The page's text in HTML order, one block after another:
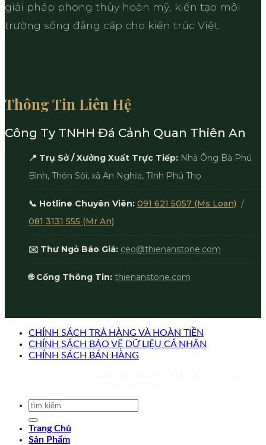
giải pháp phong thủy hoàn mỹ, kiến tạo môi
trường sống đẳng cấp cho kiến trúc Việt.
Thông Tin Liên Hệ
Công Ty TNHH Đá Cảnh Quan Thiên An
📍 Trụ Sở / Xưởng Xuất Trực Tiếp: Nhà Ông Bà Phú
Bình, Thôn Sỏi, xã An Nghĩa, Tỉnh Phú Thọ
📞 Hotline Chuyên Viên: 091 621 5057 (Ms Loan) /
081 3131 555 (Mr An)
✉️ Thư Ngỏ Báo Giá: ceo@thienanstone.com
🌐 Cổng Thông Tin: thienanstone.com
CHÍNH SÁCH TRẢ HÀNG VÀ HOÀN TIỀN
CHÍNH SÁCH BẢO VỆ DỮ LIỆU CÁ NHÂN
CHÍNH SÁCH BÁN HÀNG
Trang Chủ
Sản Phẩm